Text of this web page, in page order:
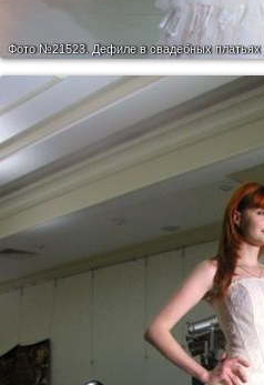
Фото №21523. Дефиле в свадебных платьях